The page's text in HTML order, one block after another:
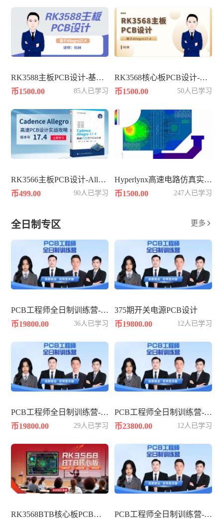
RK3588主板PCB设计-基于Allegro17.4
币1500.00
85人已学习
RK3568核心板PCB设计-基于Allegro17.4
币1500.00
50人已学习
RK3566主板PCB设计-Allegro17.4
币499.00
90人已学习
Hyperlynx高速电路仿真实战知识
币1500.00
247人已学习
全日制专区 更多 
PCB工程师全日制训练营-361期
币19800.00
36人已学习
375期开关电源PCB设计
币19800.00
12人已学习
PCB工程师全日制训练营-362期
币19800.00
29人已学习
PCB工程师全日制训练营-383期
币23800.00
12人已学习
RK3568BTB核心板PCB设计-10层PADS
PCB工程师全日制训练营-392期